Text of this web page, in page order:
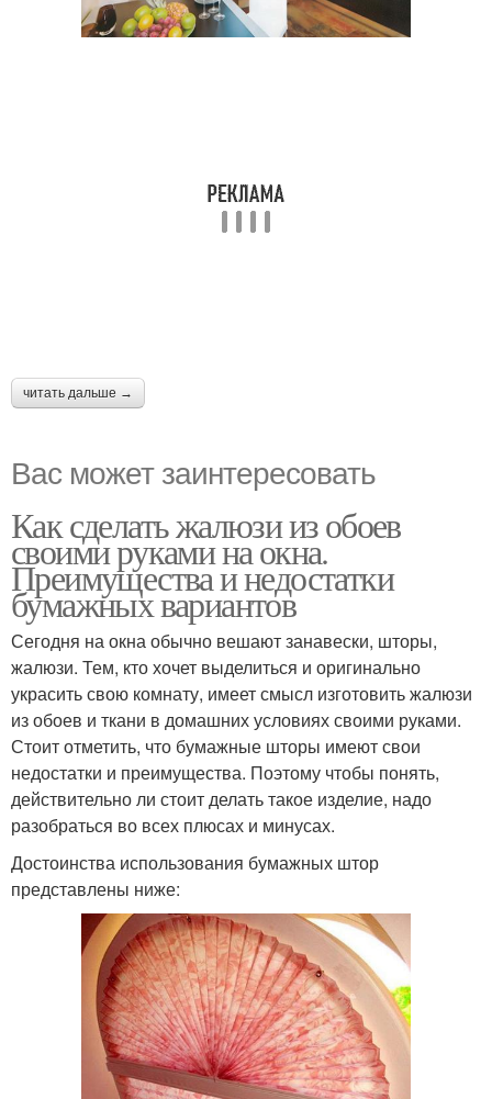
читать дальше →
Вас может заинтересовать
Как сделать жалюзи из обоев
своими руками на окна.
Преимущества и недостатки
бумажных вариантов
Сегодня на окна обычно вешают занавески, шторы,
жалюзи. Тем, кто хочет выделиться и оригинально
украсить свою комнату, имеет смысл изготовить жалюзи
из обоев и ткани в домашних условиях своими руками.
Стоит отметить, что бумажные шторы имеют свои
недостатки и преимущества. Поэтому чтобы понять,
действительно ли стоит делать такое изделие, надо
разобраться во всех плюсах и минусах.
Достоинства использования бумажных штор
представлены ниже: